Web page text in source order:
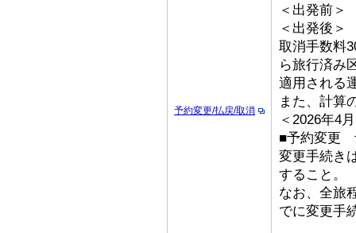
予約変更/払戻/取消
＜出発前＞
＜出発後
取消手数料
ら旅行済み
適用される
また、計算
＜2026年4
■予約変更
変更手続き
すること。
なお、全旅
でに変更手